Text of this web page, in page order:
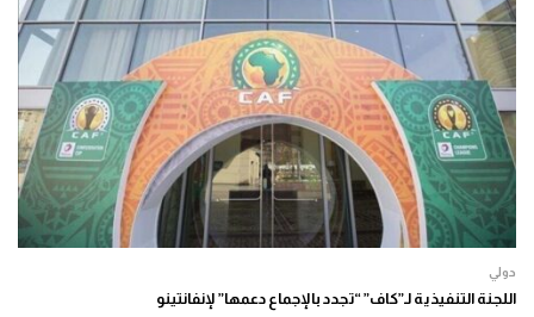
دولي
اللجنة التنفيذية لـ”كاف” “تجدد بالإجماع دعمها” لإنفانتينو